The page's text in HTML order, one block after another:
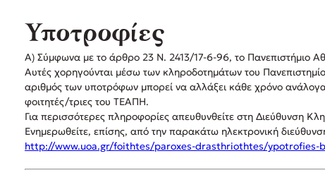
Υποτροφίες
Α) Σύμφωνα με το άρθρο 23 N. 2413/17-6-96, το Πανεπιστήμιο
Αυτές χορηγούνται μέσω των κληροδοτημάτων του
αριθμός των υποτρόφων μπορεί να αλλάξει κάθε χρόνο
φοιτητές/τριες του TEΑΠH.
Για περισσότερες πληροφορίες απευθυνθείτε στη Διεύθυνση
Ενημερωθείτε, επίσης, από την παρακάτω ηλεκτρονική
http://www.uoa.gr/foithtes/paroxes-drasthriothtes/ypotrofies-